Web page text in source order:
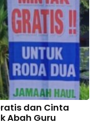
dan Cinta
Abah Guru